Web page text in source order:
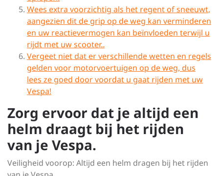
Wees extra voorzichtig als het regent of sneeuwt,
aangezien dit de grip op de weg kan verminderen
en uw reactievermogen kan beïnvloeden terwijl u
rijdt met uw scooter..
Vergeet niet dat er verschillende wetten en regels
gelden voor motorvoertuigen op de weg, dus
lees ze goed door voordat u gaat rijden met uw
Vespa!
Zorg ervoor dat je altijd een
helm draagt bij het rijden
van je Vespa.
Veiligheid voorop: Altijd een helm dragen bij het rijden